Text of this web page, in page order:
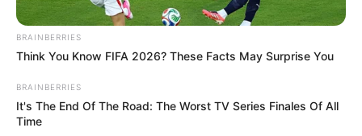
ถูกรวบรวมมาจากช่องทางต่างๆของ Horolive โดยในวันนี้
จะมาตอบคำถาม ที่ถามมาว่า “อยากให้อาจารย์แมนช่วย
แนะนำเคล็ดลับวิธีเลือกทำเลทองใน “ตลาดนัด” ตามหลัก
ฮวงจุ้ย เลือกยังไง ขายตรงไหนให้ขายดี ยอดขายปัง ” คลิป
นี้อาจารย์เตรียมคำตอบมาให้แล้ว จะมีรายละเอียดอะไร
บ้างไปดูกันเลย
BRAINBERRIES
Think You Know FIFA 2026? These Facts May Surprise You
BRAINBERRIES
It's The End Of The Road: The Worst TV Series Finales Of All
Time